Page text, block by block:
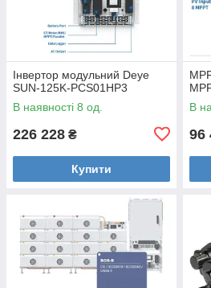
Інвертор модульний Deye
SUN-125K-PCS01HP3
В наявності 8 од.
226 228 ₴
Купити
В
96